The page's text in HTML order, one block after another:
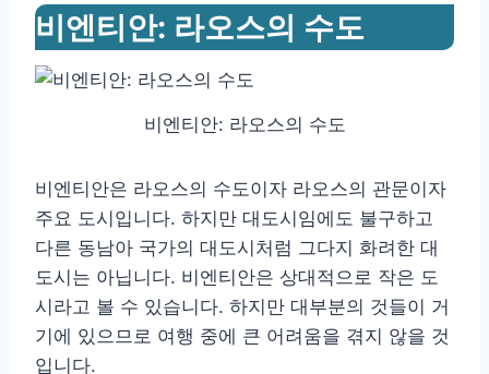
비엔티안: 라오스의 수도
비엔티안: 라오스의 수도
비엔티안은 라오스의 수도이자 라오스의 관문이자
주요 도시입니다. 하지만 대도시임에도 불구하고
다른 동남아 국가의 대도시처럼 그다지 화려한 대
도시는 아닙니다. 비엔티안은 상대적으로 작은 도
시라고 볼 수 있습니다. 하지만 대부분의 것들이 거
기에 있으므로 여행 중에 큰 어려움을 겪지 않을 것
입니다.